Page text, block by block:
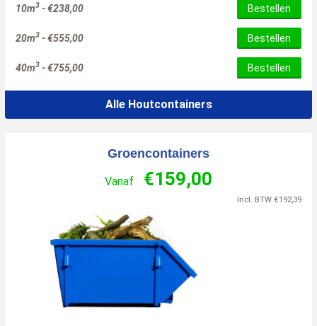
10m3 -€238,00 Bestellen
20m3 -€555,00 Bestellen
40m3 -€755,00 Bestellen
Alle Houtcontainers
Groencontainers
Vanaf €159,00
Incl. BTW €192,39